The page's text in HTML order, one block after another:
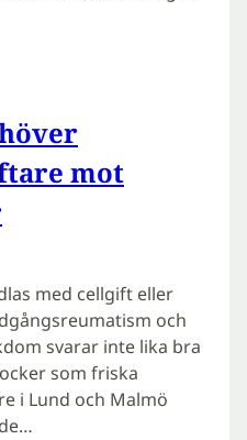
mot
med cellgift eller
och
svarar inte lika bra
som friska
i Lund och Malmö